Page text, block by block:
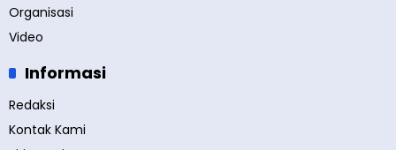
Organisasi
Video
Informasi
Redaksi
Kontak Kami